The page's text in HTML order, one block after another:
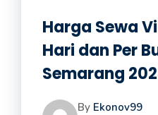
Harga Sewa
Hari dan Per
Semarang
By Ekonov99